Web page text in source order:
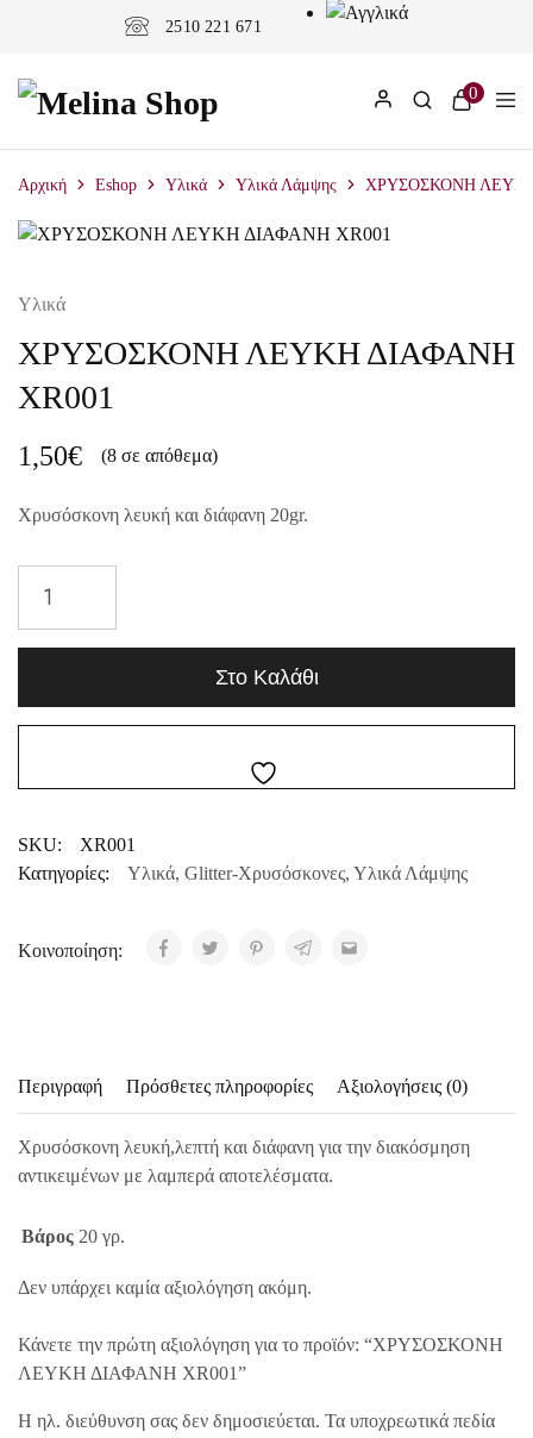
2510 221 671
0
Αρχική Eshop Υλικά Υλικά Λάμψης ΧΡΥΣΟΣΚΟΝΗ ΛΕΥΚΗ
Υλικά
ΧΡΥΣΟΣΚΟΝΗ ΛΕΥΚΗ ΔΙΑΦΑΝΗ
XR001
1,50€ (8 σε απόθεμα)
Χρυσόσκονη λευκή και διάφανη 20gr.
Στο Καλάθι
SKU:
XR001
Κατηγορίες:
Υλικά, Glitter-Χρυσόσκονες, Υλικά Λάμψης
Κοινοποίηση:
Περιγραφή Πρόσθετες πληροφορίες Αξιολογήσεις (0)
Χρυσόσκονη λευκή,λεπτή και διάφανη για την διακόσμηση
αντικειμένων με λαμπερά αποτελέσματα.
Βάρος 20 γρ.
Δεν υπάρχει καμία αξιολόγηση ακόμη.
Κάνετε την πρώτη αξιολόγηση για το προϊόν: “ΧΡΥΣΟΣΚΟΝΗ
ΛΕΥΚΗ ΔΙΑΦΑΝΗ XR001”
Η ηλ. διεύθυνση σας δεν δημοσιεύεται. Τα υποχρεωτικά πεδία